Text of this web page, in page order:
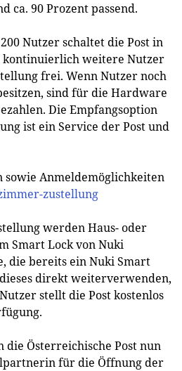
ca. 90 Prozent passend.
Nutzer schaltet die Post in
kontinuierlich weitere Nutzer
frei. Wenn Nutzer noch
sind für die Hardware
Die Empfangsoption
ist ein Service der Post und
Anmeldemöglichkeiten
zustellung
werden Haus- oder
Smart Lock von Nuki
die bereits ein Nuki Smart
direkt weiterverwenden,
stellt die Post kostenlos
Österreichische Post nun
für die Öffnung der